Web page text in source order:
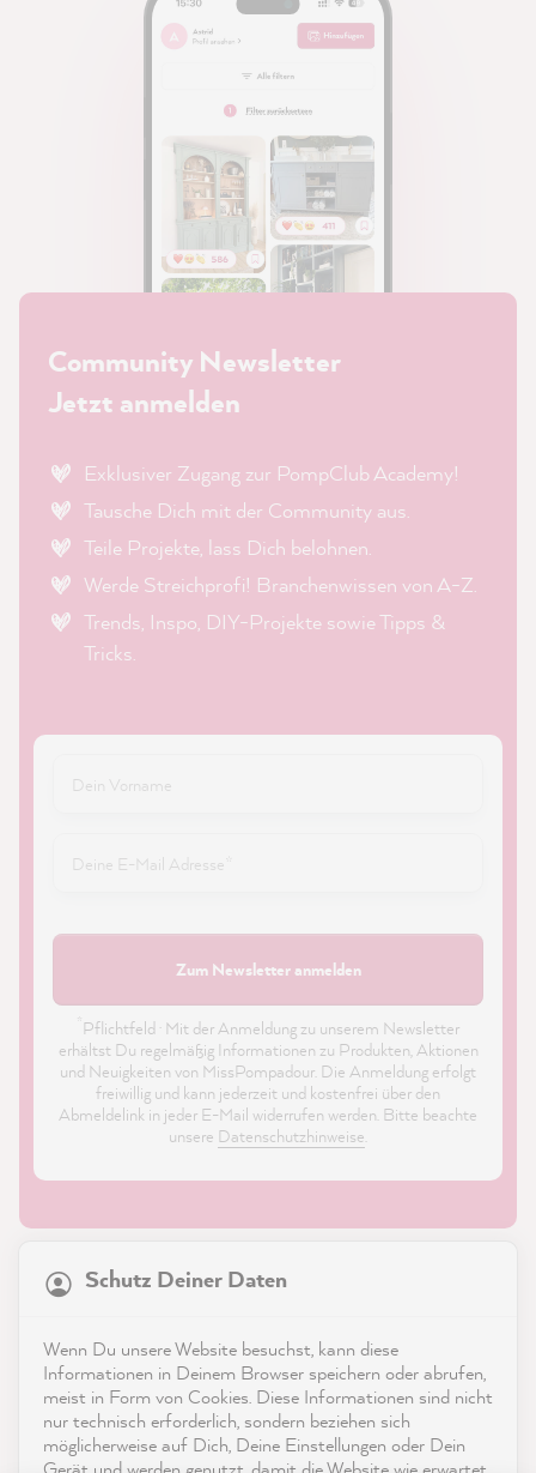
Community Newsletter
Jetzt anmelden
Exklusiver Zugang zur PompClub Academy!
Tausche Dich mit der Community aus.
Teile Projekte, lass Dich belohnen.
Werde Streichprofi! Branchenwissen von A-Z.
Trends, Inspo, DIY-Projekte sowie Tipps &
Tricks.
Zum Newsletter anmelden
Pflichtfeld · Mit der Anmeldung zu unserem Newsletter
erhältst Du regelmäßig Informationen zu Produkten, Aktionen
und Neuigkeiten von MissPompadour. Die Anmeldung erfolgt
freiwillig und kann jederzeit und kostenfrei über den
Abmeldelink in jeder E-Mail widerrufen werden. Bitte beachte
unsere Datenschutzhinweise.
Service
Kontakt
Schutz Deiner Daten
Wenn Du unsere Website besuchst, kann diese
Informationen in Deinem Browser speichern oder abrufen,
meist in Form von Cookies. Diese Informationen sind nicht
nur technisch erforderlich, sondern beziehen sich
möglicherweise auf Dich, Deine Einstellungen oder Dein
21.861Bewertungen
reviews-io